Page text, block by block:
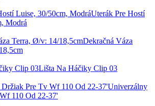
Uterák Pre Hostí
Modrá
Dekračná Váza
Lišta Na Háčiky Clip 03
Univerzálny
110 Od 22-37'